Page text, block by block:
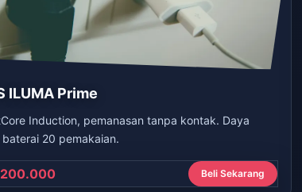
ILUMA Prime
Induction, pemanasan tanpa kontak. Daya
20 pemakaian.
Beli Sekarang